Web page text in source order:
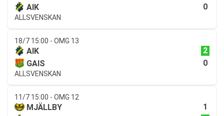
AIK
0
ALLSVENSKAN
18/7 15:00 - OMG 13
AIK
2
GAIS
0
ALLSVENSKAN
11/7 15:00 - OMG 12
MJÄLLBY
1